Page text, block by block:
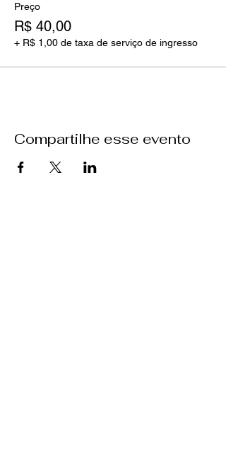
Preço
R$ 40,00
+ R$ 1,00 de taxa de serviço de ingresso
Compartilhe esse evento